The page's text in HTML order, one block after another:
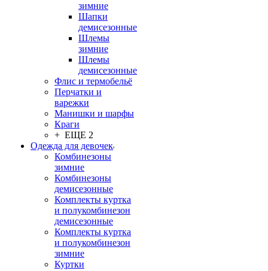
зимние
Шапки
демисезонные
Шлемы
зимние
Шлемы
демисезонные
Флис и термобельё
Перчатки и
варежки
Манишки и шарфы
Краги
+ ЕЩЕ 2
Одежда для девочек
Комбинезоны
зимние
Комбинезоны
демисезонные
Комплекты куртка
и полукомбинезон
демисезонные
Комплекты куртка
и полукомбинезон
зимние
Куртки